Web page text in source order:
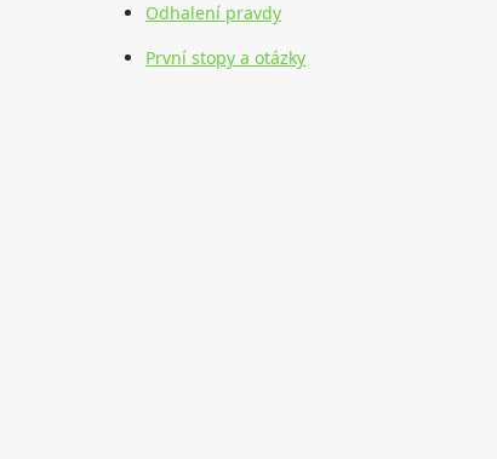
Odhalení pravdy
První stopy a otázky